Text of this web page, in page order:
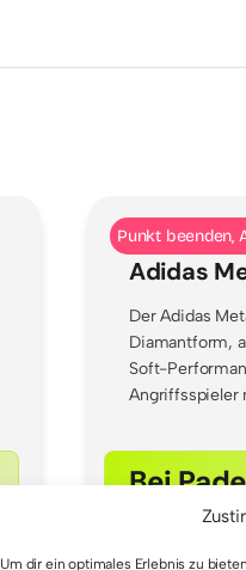
Um dir ein optimales Erlebnis zu
Punkt beenden,
Adidas
Der Adidas
Diamantform,
Soft-
Angriffsspieler
Bei